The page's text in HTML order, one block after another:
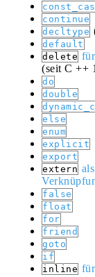
continue
decltype
default
delete
(seit C ++
do
double
else
enum
explicit
export
extern
false
float
for
friend
goto
if
inline